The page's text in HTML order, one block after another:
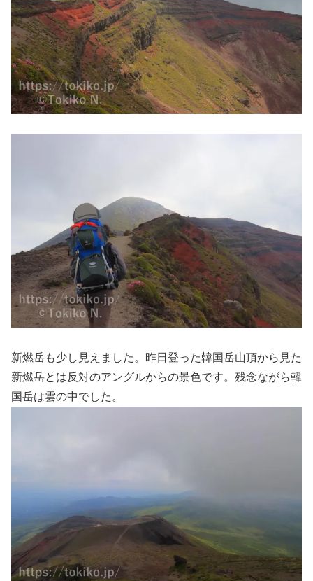
新燃岳も少し見えました。昨日登った韓国岳山頂から見た
新燃岳とは反対のアングルからの景色です。残念ながら韓
国岳は雲の中でした。